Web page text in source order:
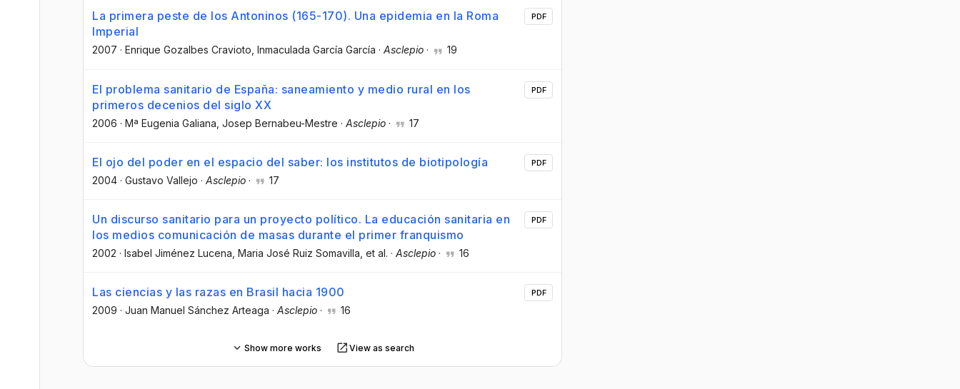
La primera peste de los Antoninos (165-170). Una epidemia en la Roma
Imperial
2007 · Enrique Gozalbes Cravioto, Inmaculada García García · Asclepio · 19
PDF
El problema sanitario de España: saneamiento y medio rural en los
primeros decenios del siglo XX
2006 · Mª Eugenia Galiana , Josep Bernabeu-Mestre · Asclepio · 17
PDF
El ojo del poder en el espacio del saber: los institutos de biotipología
2004 · Gustavo Vallejo · Asclepio · 17
PDF
Un discurso sanitario para un proyecto político. La educación sanitaria en
los medios comunicación de masas durante el primer franquismo
2002 · Isabel Jiménez Lucena , Maria José Ruiz Somavilla , et al. · Asclepio · 16
PDF
Las ciencias y las razas en Brasil hacia 1900
2009 · Juan Manuel Sánchez Arteaga · Asclepio · 16
PDF
Show more works View as search